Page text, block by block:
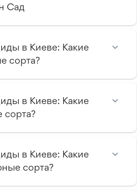
Сад
в Киеве: Какие
сорта?
в Киеве: Какие
сорта?
в Киеве: Какие
сорта?